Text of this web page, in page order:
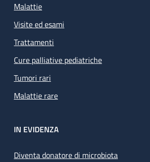
Malattie
Visite ed esami
Trattamenti
Cure palliative pediatriche
Tumori rari
Malattie rare
IN EVIDENZA
Diventa donatore di microbiota